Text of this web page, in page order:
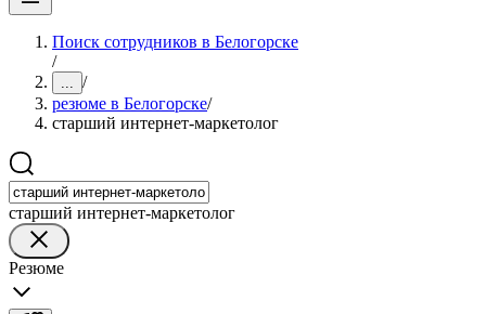
Поиск сотрудников в Белогорске
/
... /
резюме в Белогорске/
старший интернет-маркетолог
старший интернет-маркетолог
Резюме